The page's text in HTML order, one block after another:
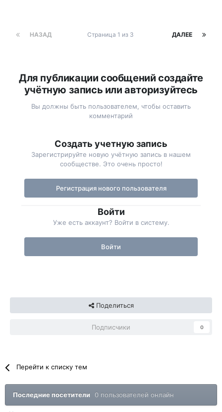
НАЗАД ДАЛЕЕ
Страница 1 из 3
Для публикации сообщений создайте
учётную запись или авторизуйтесь
Вы должны быть пользователем, чтобы оставить
комментарий
Создать учетную запись
Зарегистрируйте новую учётную запись в нашем
сообществе. Это очень просто!
Регистрация нового пользователя
Войти
Уже есть аккаунт? Войти в систему.
Войти
Поделиться
Подписчики 0
Перейти к списку тем
Последние посетители 0 пользователей онлайн